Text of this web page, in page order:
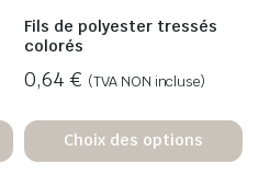
Fils de polyester tressés
colorés
0,64 € (TVA NON incluse)
Choix des options